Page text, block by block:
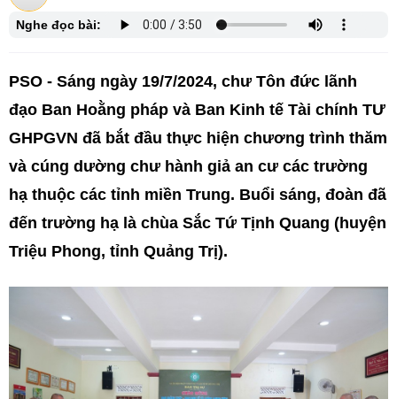
Nghe đọc bài:
PSO - Sáng ngày 19/7/2024, chư Tôn đức lãnh
đạo Ban Hoằng pháp và Ban Kinh tế Tài chính TƯ
GHPGVN đã bắt đầu thực hiện chương trình thăm
và cúng dường chư hành giả an cư các trường
hạ thuộc các tỉnh miền Trung. Buổi sáng, đoàn đã
đến trường hạ là chùa Sắc Tứ Tịnh Quang (huyện
Triệu Phong, tỉnh Quảng Trị).